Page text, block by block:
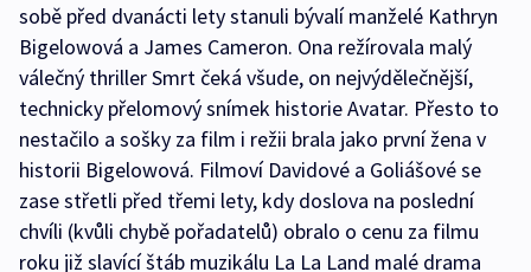
sobě před dvanácti lety stanuli bývalí manželé Kathryn
Bigelowová a James Cameron. Ona režírovala malý
válečný thriller Smrt čeká všude, on nejvýdělečnější,
technicky přelomový snímek historie Avatar. Přesto to
nestačilo a sošky za film i režii brala jako první žena v
historii Bigelowová. Filmoví Davidové a Goliášové se
zase střetli před třemi lety, kdy doslova na poslední
chvíli (kvůli chybě pořadatelů) obralo o cenu za filmu
roku již slavící štáb muzikálu La La Land malé drama